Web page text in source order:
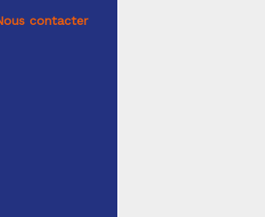
contacter